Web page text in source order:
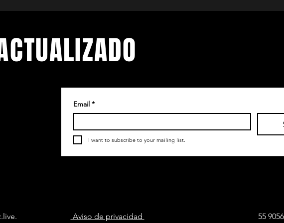
Email *
I want to subscribe to your mailing list.
. Aviso de privacidad 55 9056